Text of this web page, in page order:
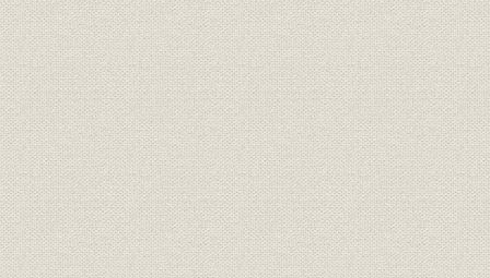
第2節 PCSの普及と日本の経営近代化
第3節 PCSの営業と教育
第4節 機械の国産化への着手
第5節 水品社長の就任と経営の整備
第3章 コンピューター事業の展開(昭和33年~昭和39年)
第1節 コンピューター時代の幕あけ